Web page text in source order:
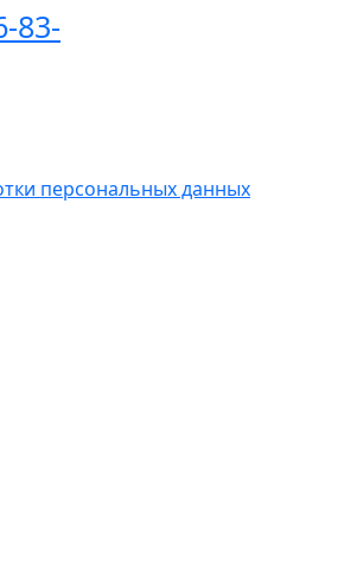
83-
персональных данных